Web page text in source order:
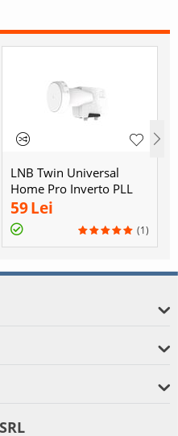
LNB Twin Universal
Home Pro Inverto PLL
59Lei
(1)